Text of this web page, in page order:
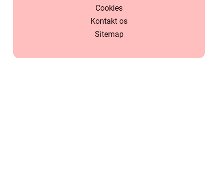
Cookies
Kontakt os
Sitemap